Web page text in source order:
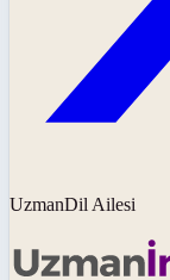
UzmanDil Ailesi